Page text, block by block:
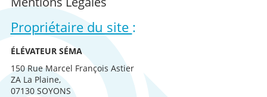
Propriétaire du site :
ÉLÉVATEUR SÉMA
150 Rue Marcel François Astier
ZA La Plaine,
07130 SOYONS